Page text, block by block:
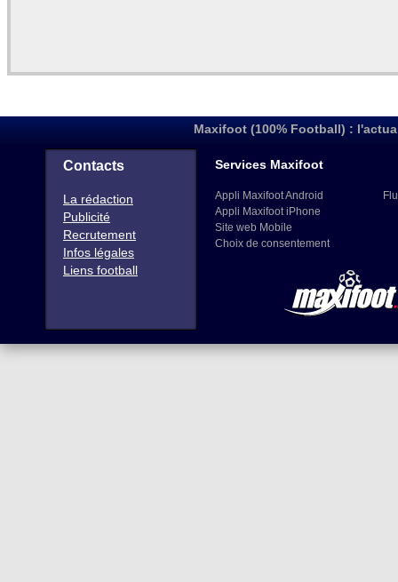
Maxifoot (100% Football) :
Contacts
La rédaction
Publicité
Recrutement
Infos légales
Liens football
Services Maxifoot
Appli Maxifoot Android
Appli Maxifoot iPhone
Site web Mobile
Choix de consentement